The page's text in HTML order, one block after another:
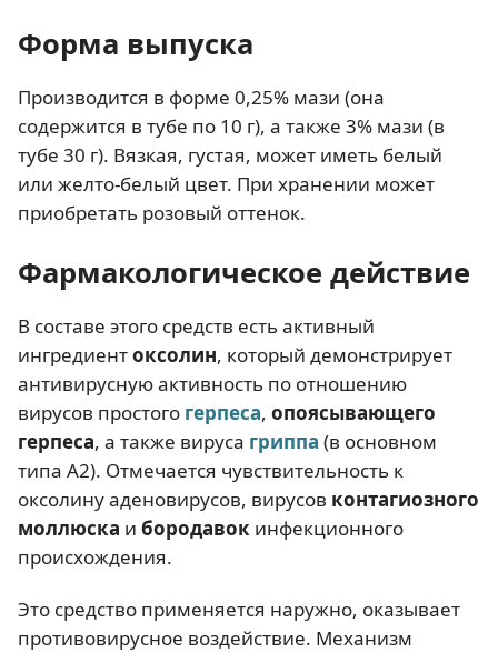
Форма выпуска
Производится в форме 0,25% мази (она
содержится в тубе по 10 г), а также 3% мази (в
тубе 30 г). Вязкая, густая, может иметь белый
или желто-белый цвет. При хранении может
приобретать розовый оттенок.
Фармакологическое действие
В составе этого средств есть активный
ингредиентоксолин, который демонстрирует
антивирусную активность по отношению
вирусов простого герпеса, опоясывающего
герпеса, а также вируса гриппа (в основном
типа А2). Отмечается чувствительность к
оксолину аденовирусов, вирусов контагиозного
моллюска и бородавок инфекционного
происхождения.
Это средство применяется наружно, оказывает
противовирусное воздействие. Механизм